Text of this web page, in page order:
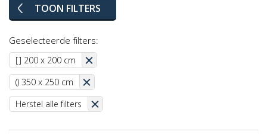
TOON FILTERS
Geselecteerde filters:
[] 200 x 200 cm
() 350 x 250 cm
Herstel alle filters